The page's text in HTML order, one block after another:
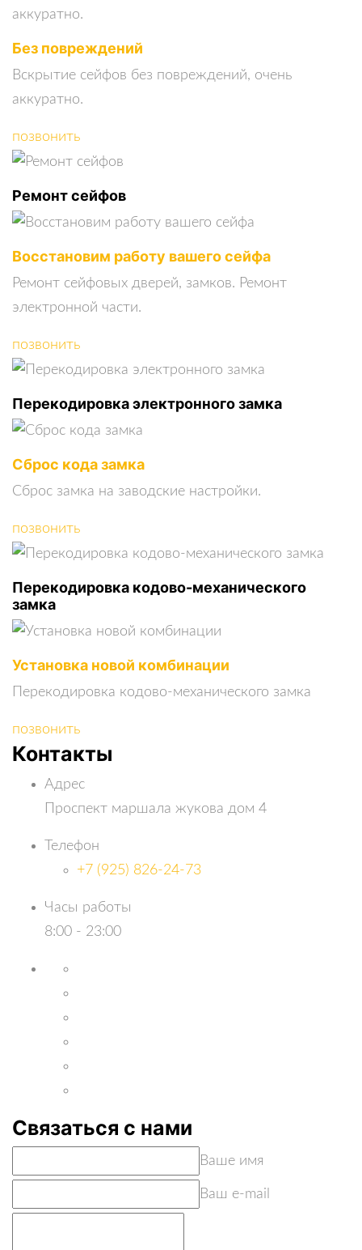
Без повреждений
Вскрытие сейфов без повреждений, очень
аккуратно.
позвонить
Ремонт сейфов
Восстановим работу вашего сейфа
Ремонт сейфовых дверей, замков. Ремонт
электронной части.
позвонить
Перекодировка электронного замка
Сброс кода замка
Сброс замка на заводские настройки.
позвонить
Перекодировка кодово-механического
замка
Установка новой комбинации
Перекодировка кодово-механического замка
позвонить
Контакты
Адрес
Проспект маршала жукова дом 4
Телефон
+7 (925) 826-24-73
Часы работы
8:00 - 23:00
Связаться с нами
Ваше имя
Ваш e-mail